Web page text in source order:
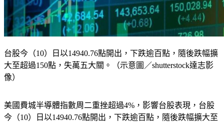
台股今（10）日以14940.76點開出，下跌逾百點，隨後跌幅擴
大至超過150點，失萬五大關。（示意圖／shutterstock達志影
像）
美國費城半導體指數周二重挫超過4%，影響台股表現，台股
今（10）日以14940.76點開出，下跌逾百點，隨後跌幅擴大至